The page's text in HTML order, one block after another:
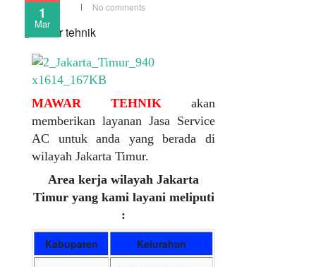
1
Mar
No comments
MAWAR TEHNIK akan
memberikan layanan Jasa Service
AC untuk anda yang berada di
wilayah Jakarta Timur.
Area kerja wilayah Jakarta
Timur yang kami layani meliputi
:
Kabupaten Kelurahan